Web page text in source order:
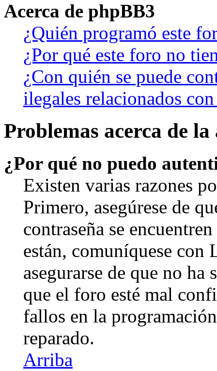
Acerca de phpBB3
¿Quién programó este
¿Por qué este foro no
¿Con quién se puede
ilegales relacionados
Problemas acerca de
¿Por qué no puedo
Existen varias razones
Primero, asegúrese de
contraseña se
están, comuníquese
asegurarse de que no
que el foro esté mal
fallos en la
reparado.
Arriba